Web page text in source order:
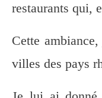
restaurants qui,
Cette
villes des pays